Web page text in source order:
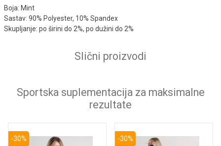
Boja: Mint
Sastav: 90% Polyester, 10% Spandex
Skupljanje: po širini do 2%, po dužini do 2%
Slični proizvodi
Sportska suplementacija za maksimalne
rezultate
-30% -30%